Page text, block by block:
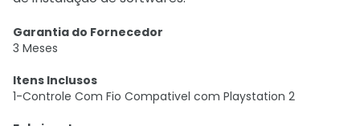
Garantia do Fornecedor
3 Meses
Itens Inclusos
1-Controle Com Fio Compativel com Playstation 2